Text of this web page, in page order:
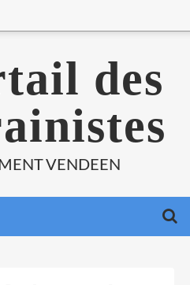
des
VENDEEN